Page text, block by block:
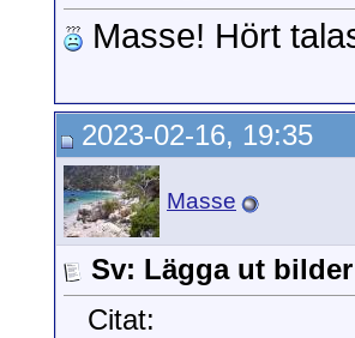
Masse! Hört
2023-02-16, 19:35
Masse
Sv: Lägga ut
Citat: